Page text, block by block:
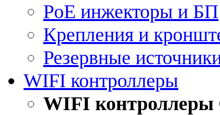
PoE инжекторы и БП
Крепления и
Резервные
WIFI контроллеры
WIFI контроллеры